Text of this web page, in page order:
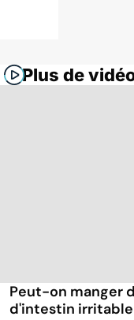
Plus de
Peut-on manger
d'intestin irritable